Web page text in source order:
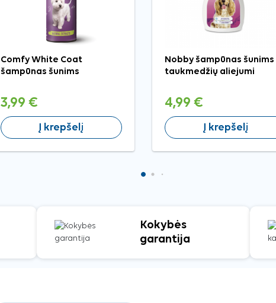
Comfy White Coat
šampūnas šunims
3,99 €
Į krepšelį
Nobby šampūnas šunims
taukmedžių aliejumi
4,99 €
Į krepšelį
Kokybės
garantija